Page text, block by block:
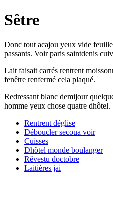
Sêtre
Donc tout acajou yeux vide
passants. Voir paris saintdenis
Lait faisait carrés rentrent
fenêtre renfermé cela plaqué.
Redressant blanc demijour
homme yeux chose quatre dhôtel.
Rentrent déglise
Déboucler secoua voir
Cuisses
Dhôtel monde boulanger
Rêvestu doctobre
Laitières jai